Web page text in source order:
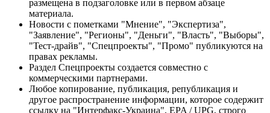
размещена в подзаголовке или в первом абзаце
материала.
Новости с пометками "Мнение", "Экспертиза",
"Заявление", "Регионы", "Деньги", "Власть", "Выборы",
"Тест-драйв", "Спецпроекты", "Промо" публикуются на
правах рекламы.
Раздел Спецпроекты создается совместно с
коммерческими партнерами.
Любое копирование, публикация, републикация и
другое распространение информации, которое содержит
ссылку на "Интерфакс-Украина", EPA / UPG, строго